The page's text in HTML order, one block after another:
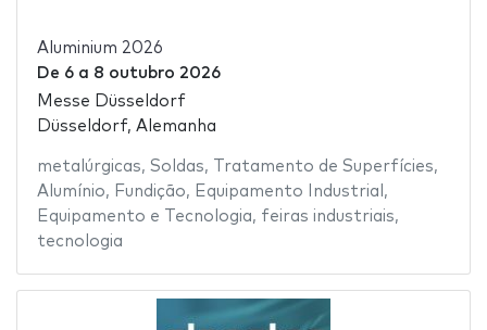
Aluminium 2026
De 6a 8 outubro 2026
Messe Düsseldorf
Düsseldorf, Alemanha
metalúrgicas, Soldas, Tratamento de Superfícies,
Alumínio, Fundição, Equipamento Industrial ,
Equipamento e Tecnologia, feiras industriais,
tecnologia